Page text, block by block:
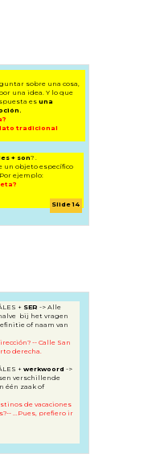
+ son? .
un objeto específico
ejemplo:
sobre una cosa,
una idea. Y lo que
es una
tradicional
Slide 14
+ SER -> Alle
bij het vragen
of naam van
-- Calle San
derecha.
+ werkwoord ->
verschillende
één zaak of
de vacaciones
...Pues, prefiero ir